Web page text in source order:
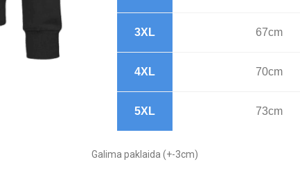
3XL 67cm
4XL 70cm
5XL 73cm
Galima paklaida (+-3cm)